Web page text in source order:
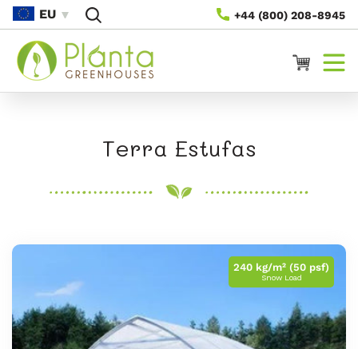
Para O
Conteúdo
+44 (800) 208-8945
EU
Carrinho
C
e
o
Terra Estufas
240 kg/m² (50 psf)
Snow Load